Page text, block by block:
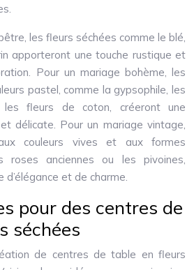
les fleurs séchées comme le blé,
apporteront une touche rustique et
Pour un mariage bohème, les
pastel, comme la gypsophile, les
fleurs de coton, créeront une
délicate. Pour un mariage vintage,
couleurs vives et aux formes
roses anciennes ou les pivoines,
et de charme.
pour des centres de
séchées
de centres de table en fleurs